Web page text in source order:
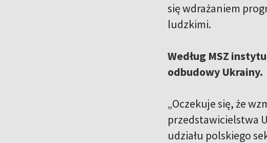
się wdrażaniem
ludzkimi.
Według MSZ
odbudowy Ukrainy.
„Oczekuje się, że
przedstawicielstwa
udziału polskiego